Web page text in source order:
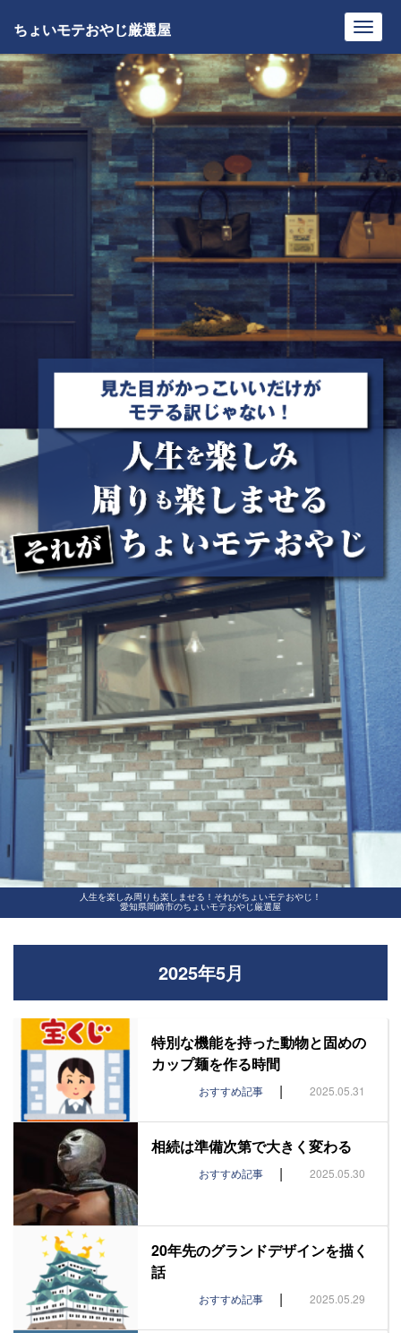
人生を楽しみ周りも楽しませる！それがちょいモテおやじ！
愛知県岡崎市のちょいモテおやじ厳選屋
ちょいモテおやじ厳選屋
2025年5月
特別な機能を持った動物と固めの
カップ麺を作る時間
おすすめ記事 | 2025.05.31
相続は準備次第で大きく変わる
おすすめ記事 | 2025.05.30
20年先のグランドデザインを描く
話
おすすめ記事 | 2025.05.29